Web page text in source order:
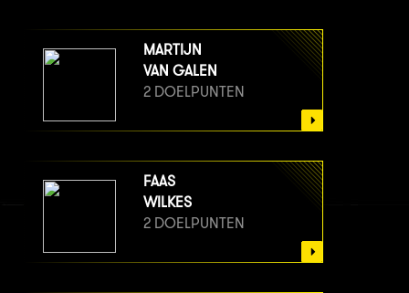
MARTIJN
VAN GALEN
2 DOELPUNTEN
FAAS
WILKES
2 DOELPUNTEN